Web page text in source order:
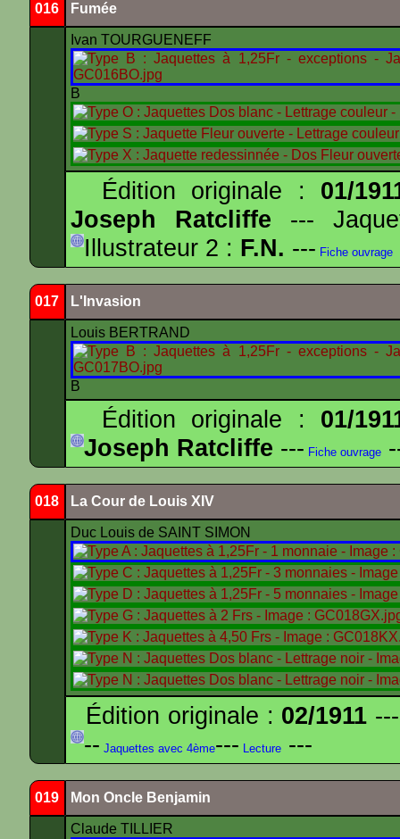
016 Fumée
Ivan TOURGUENEFF
B
Édition originale : 01/
Joseph Ratcliffe ---
Illustrateur 2 : F.N. --- Fiche ouvrage
017 L'Invasion
Louis BERTRAND
B
Édition originale : 01/
Joseph Ratcliffe --- Fiche ouvrage
018 La Cour de Louis XIV
Duc Louis de SAINT SIMON
Édition originale : 02/1911
-- Jaquettes avec 4ème--- Lecture ---
019 Mon Oncle Benjamin
Claude TILLIER